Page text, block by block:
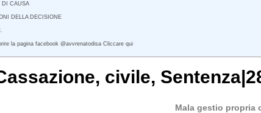
DI CAUSA
DELLA DECISIONE
la pagina facebook @avvrenatodisa Cliccare qui
civile,
Mala gestio propria